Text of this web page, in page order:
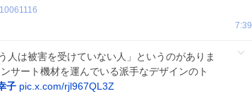
10061116
7:39
人は被害を受けていない人」というのがありま
サート機材を運んでいる派手なデザインのト
子 pic.x.com/rjl967QL3Z